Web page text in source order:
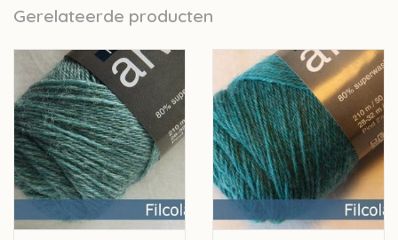
50gr - 210m
Stekenverhouding: 28 a 32 steken voor 10cm
Machinewasbaar
Let op: de kleur op beeld kan afwijken van de werkelijke kleur.
Gerelateerde producten